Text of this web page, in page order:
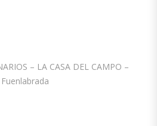
– LA CASA DEL CAMPO –